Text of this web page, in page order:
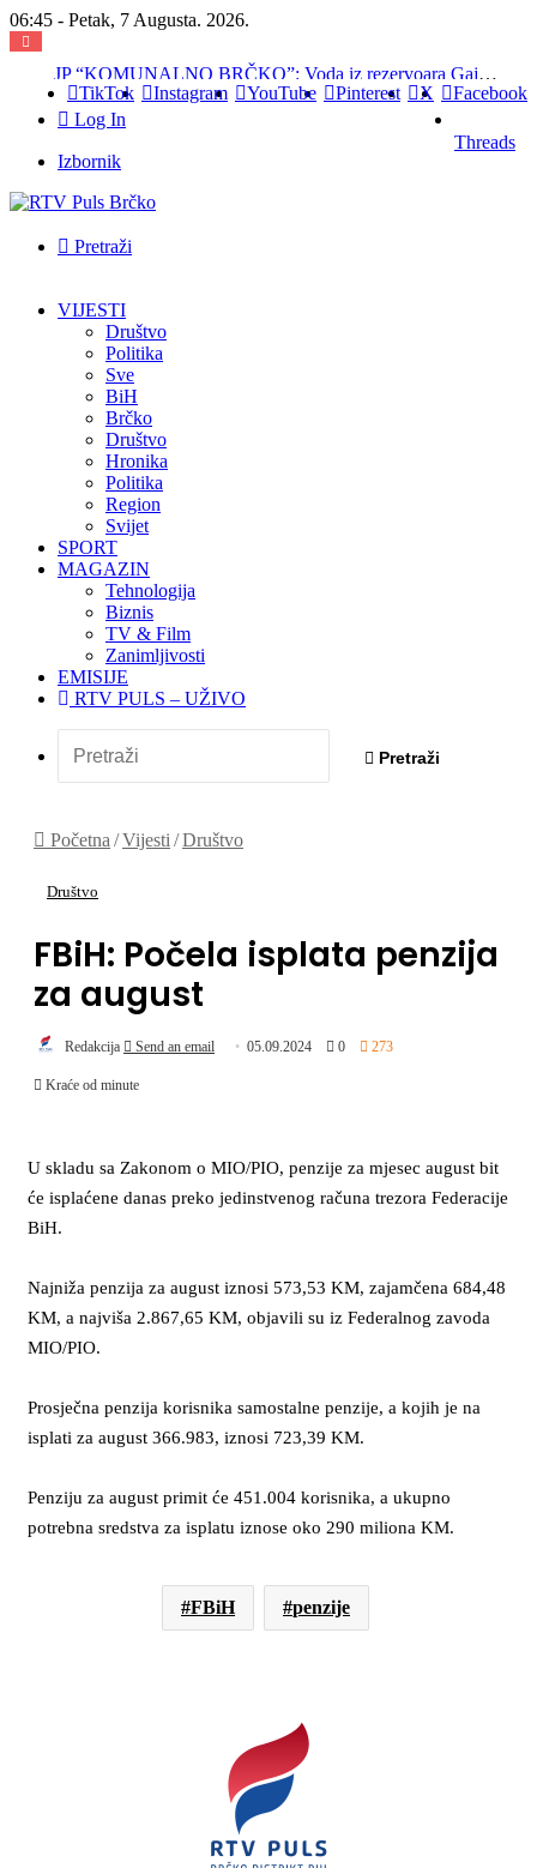
06:45 - Petak, 7 Augusta. 2026.
JP “KOMUNALNO BRČKO”: Voda iz rezervoara Gajevi trenutno nije za piće
Facebook
X
Pinterest
YouTube
Instagram
TikTok
Threads
Log In
Izbornik
Pretraži
VIJESTI
Društvo
Politika
Sve
BiH
Brčko
Društvo
Hronika
Politika
Region
Svijet
SPORT
MAGAZIN
Tehnologija
Biznis
TV & Film
Zanimljivosti
EMISIJE
RTV PULS – UŽIVO
Pretraži
Početna /Vijesti /Društvo
Društvo
FBiH: Počela isplata penzija
za august
Redakcija Send an email 05.09.2024 0 273
Kraće od minute
U skladu sa Zakonom o MIO/PIO, penzije za mjesec august bit
će isplaćene danas preko jedinstvenog računa trezora Federacije
BiH.
Najniža penzija za august iznosi 573,53 KM, zajamčena 684,48
KM, a najviša 2.867,65 KM, objavili su iz Federalnog zavoda
MIO/PIO.
Prosječna penzija korisnika samostalne penzije, a kojih je na
isplati za august 366.983, iznosi 723,39 KM.
Penziju za august primit će 451.004 korisnika, a ukupno
potrebna sredstva za isplatu iznose oko 290 miliona KM.
FBiH penzije